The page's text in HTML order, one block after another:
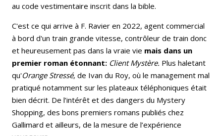
au code vestimentaire inscrit dans la bible.
C'est ce qui arrive à F. Ravier en 2022, agent commercial
à bord d'un train grande vitesse, contrôleur de train donc
et heureusement pas dans la vraie vie mais dans un
premier roman étonnant: Client Mystère. Plus haletant
qu'Orange Stressé, de Ivan du Roy, où le management mal
pratiqué notamment sur les plateaux téléphoniques était
bien décrit. De l’intérêt et des dangers du Mystery
Shopping, des bons premiers romans publiés chez
Gallimard et ailleurs, de la mesure de l’expérience